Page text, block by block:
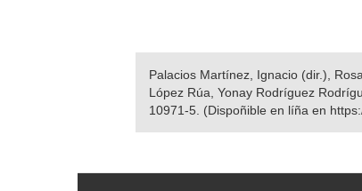
Palacios Martínez, Ignacio (dir.),
López Rúa, Yonay Rodríguez
10971-5. (Dispoñible en líña en